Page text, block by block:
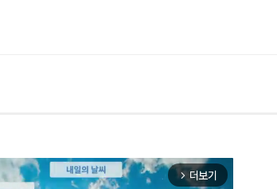
arrow_forward_ios 더보기